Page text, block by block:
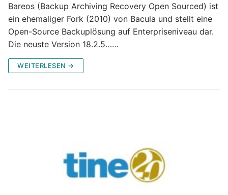
Bareos (Backup Archiving Recovery Open Sourced) ist
ein ehemaliger Fork (2010) von Bacula und stellt eine
Open-Source Backuplösung auf Enterpriseniveau dar.
Die neuste Version 18.2.5……
WEITERLESEN →